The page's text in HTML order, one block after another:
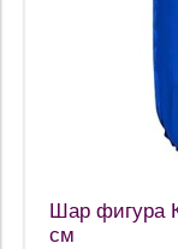
Шар фигура
см